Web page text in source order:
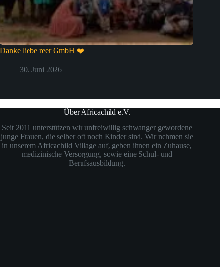
Danke liebe reer GmbH ❤️
30. Juni 2026
Über Africachild e.V.
Seit 2011 unterstützen wir unfreiwillig schwanger gewordene
junge Frauen, die selber oft noch Kinder sind. Wir nehmen sie
in unserem Africachild Village auf, geben ihnen ein Zuhause,
medizinische Versorgung, sowie eine Schul- und
Berufsausbildung.